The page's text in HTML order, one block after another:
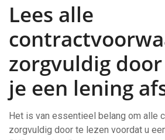
Lees alle
zorgvuldig
je een lening
Het is van essentieel belang om alle
zorgvuldig door te lezen voordat u